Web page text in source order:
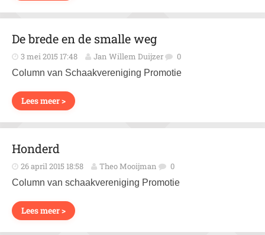
De brede en de smalle weg
3 mei 2015 17:48 Jan Willem Duijzer 0
Column van Schaakvereniging Promotie
Lees meer >
Honderd
26 april 2015 18:58 Theo Mooijman 0
Column van schaakvereniging Promotie
Lees meer >